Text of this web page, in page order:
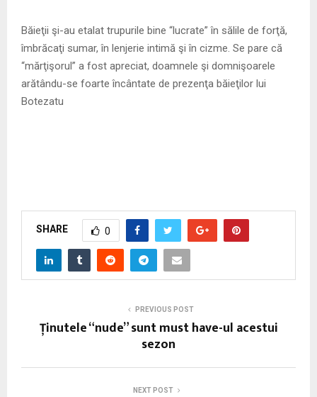
Băieţii şi-au etalat trupurile bine “lucrate” în sălile de forţă,
îmbrăcaţi sumar, în lenjerie intimă şi în cizme. Se pare că
“mărţişorul” a fost apreciat, doamnele şi domnişoarele
arătându-se foarte încântate de prezenţa băieţilor lui
Botezatu
SHARE 0
PREVIOUS POST
Ţinutele “nude” sunt must have-ul acestui
sezon
NEXT POST